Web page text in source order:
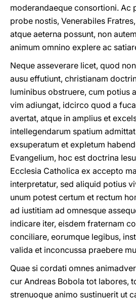
moderandaeque consortioni. Ac
probe nostis, Venerabiles
atque aeterna possunt, non
animum omnino explere ac
Neque asseverare licet, quod
ausu effutiunt, christianam
luminibus obstruere, cum potius
vim adiungat, idcirco quod a
avertat, atque in amplius et
intellegendarum spatium
exsuperatum et expletum
Evangelium, hoc est doctrina
Ecclesia Catholica ex accepto
interpretatur, sed aliquid potius
unum potest certum et rectum
ad iustitiam ad omnesque
indicare iter, eisdem fraternam
conciliare, eorumque legibus,
valida et inconcussa praebere
Quae si cordati omnes
cur Andreas Bobola tot labores,
strenuoque animo sustinuerit ut